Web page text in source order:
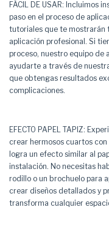
FÁCIL DE USAR: Incluimos
paso en el proceso de
tutoriales que te mostrarán
aplicación profesional. Si
proceso, nuestro equipo de
ayudarte a través de
que obtengas resultados
complicaciones.
EFECTO PAPEL TAPIZ:
crear hermosos cuartos
logra un efecto similar al
instalación. No necesitas
rodillo o un brochuelo para
crear diseños detallados y
transforma cualquier